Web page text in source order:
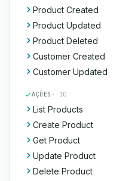
Product Created
Product Updated
Product Deleted
Customer Created
Customer Updated
AÇÕES · 10
List Products
Create Product
Get Product
Update Product
Delete Product